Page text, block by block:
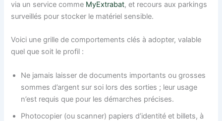
via un service comme MyExtrabat, et recours aux parkings
surveillés pour stocker le matériel sensible.
Voici une grille de comportements clés à adopter, valable
quel que soit le profil :
Ne jamais laisser de documents importants ou grosses
sommes d’argent sur soi lors des sorties ; leur usage
n’est requis que pour les démarches précises.
Photocopier (ou scanner) papiers d’identité et billets, à